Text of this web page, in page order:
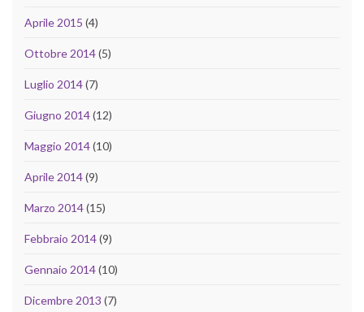
Aprile 2015 (4)
Ottobre 2014(5)
Luglio 2014(7)
Giugno 2014(12)
Maggio 2014(10)
Aprile 2014(9)
Marzo 2014(15)
Febbraio 2014(9)
Gennaio 2014(10)
Dicembre 2013 (7)